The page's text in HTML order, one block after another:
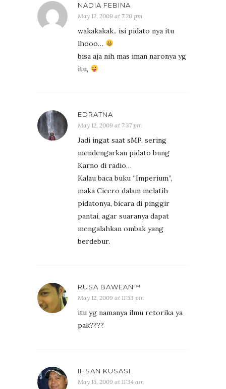
NADIA FEBINA
May 12, 2009 at 7:20 pm
wakakakak.. isi pidato nya itu
lhooo…
bisa aja nih mas iman naronya yg
itu,
EDRATNA
May 12, 2009 at 7:37 pm
Jadi ingat saat sMP, sering
mendengarkan pidato bung
Karno di radio…
Kalau baca buku “Imperium”,
maka Cicero dalam melatih
pidatonya, bicara di pinggir
pantai, agar suaranya dapat
mengalahkan ombak yang
berdebur.
RUSA BAWEAN™
May 12, 2009 at 11:53 pm
itu yg namanya ilmu retorika ya
pak????
IHSAN KUSASI
May 15, 2009 at 11:34 am